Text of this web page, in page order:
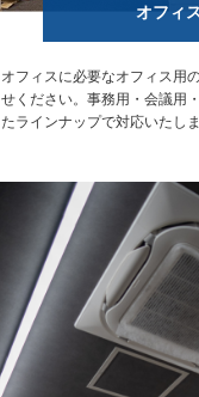
オフィ
オフィスに必要なオフィス用
せください。事務用・会議用
たラインナップで対応いたしま